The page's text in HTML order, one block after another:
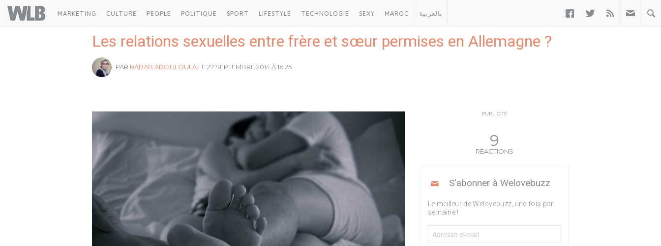
Welovebuzz
MARKETING CULTURE PEOPLE POLITIQUE SPORT LIFESTYLE TECHNOLOGIE SEXY MAROC بالعربية   
Les relations sexuelles entre frère et sœur permises en Allemagne ?
PAR RABAB ABOULOULA LE 27 SEPTEMBRE 2014 À 16:25
PUBLICITÉ
9
RÉACTIONS
S'abonner à Welovebuzz
Le meilleur de Welovebuzz, une fois par
semaine !